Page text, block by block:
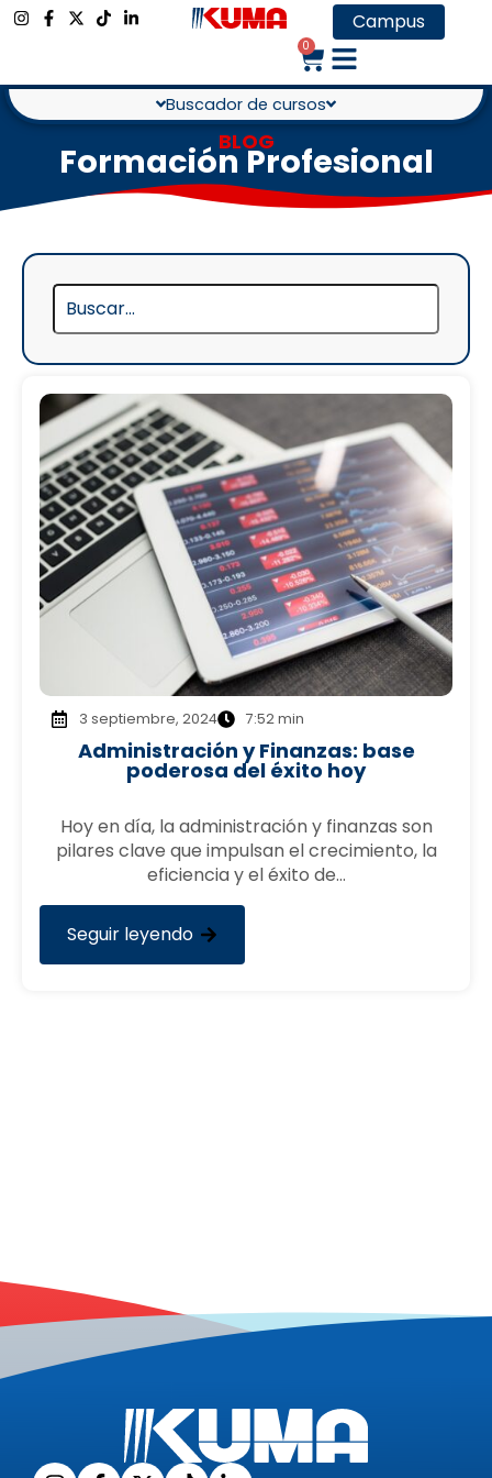
Campus
0
Buscador de cursos
BLOG
Formación Profesional
3 septiembre, 2024 7:52 min
Administración y Finanzas: base
poderosa del éxito hoy
Hoy en día, la administración y finanzas son
pilares clave que impulsan el crecimiento, la
eficiencia y el éxito de…
Seguir leyendo